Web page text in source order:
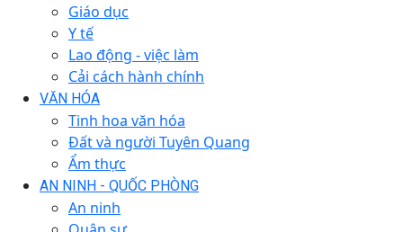
Giáo dục
Y tế
Lao động - việc làm
Cải cách hành chính
VĂN HÓA
Tinh hoa văn hóa
Đất và người Tuyên Quang
Ẩm thực
AN NINH - QUỐC PHÒNG
An ninh